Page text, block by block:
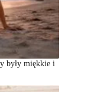
były miękkie i